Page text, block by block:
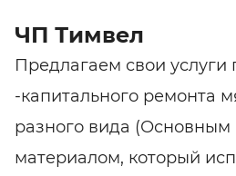
ЧП Тимвел
Предлагаем свои
-капитального ремонта
разного вида
материалом, который